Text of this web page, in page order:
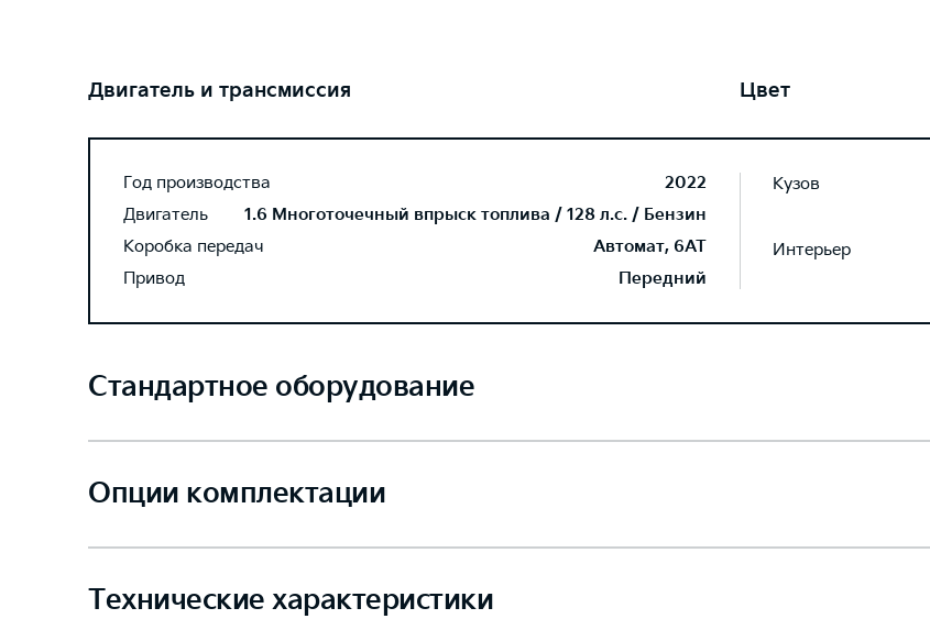
Двигатель и трансмиссия
Год производства
2022
Двигатель
1.6 Многоточечный впрыск топлива / 128 л.с. / Бензин
Коробка передач
Автомат, 6AT
Привод
Передний
Цвет
Кузов
Интерьер
Стандартное оборудование
Опции комплектации
Технические характеристики